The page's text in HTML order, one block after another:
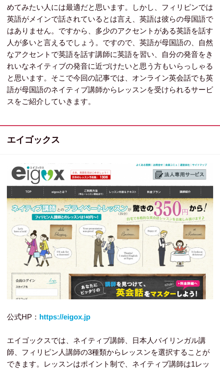
めてみたい人には最適だと思います。しかし、フィリピンでは
英語がメインで話されているとは言え、英語は彼らの母国語で
はありません。ですから、多少のアクセントがある英語を話す
人が多いと言えるでしょう。ですので、英語が母国語の、自然
なアクセントで英語を話す講師に英語を習い、自分の発音をき
れいなネイティブの発音に近づけたいと思う方もいらっしゃる
と思います。そこで今回の記事では、オンライン英会話でも英
語が母国語のネイティブ講師からレッスンを受けられるサービ
スをご紹介していきます。
エイゴックス
公式HP： https://eigox.jp
エイゴックスでは、ネイティブ講師、日本人バイリンガル講
師、フィリピン人講師の3種類からレッスンを選択することが
できます。レッスンはポイント制で、ネイティブ講師は1レッ